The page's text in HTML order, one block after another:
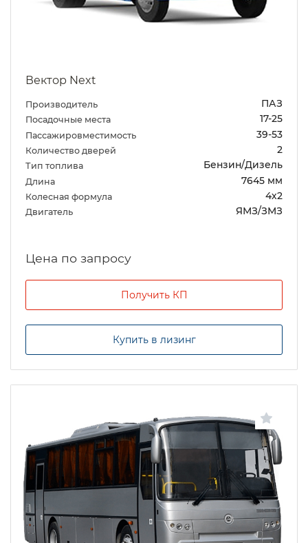
Вектор Next
Производитель ПАЗ
Посадочные места 17-25
Пассажировместимость 39-53
Количество дверей 2
Тип топлива Бензин/Дизель
Длина 7645 мм
Колесная формула 4х2
Двигатель ЯМЗ/ЗМЗ
Цена по запросу
Получить КП
Купить в лизинг